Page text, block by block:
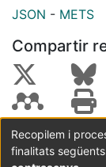
JSON - METS
Compartir
Coordinació:CRAI UB Avís
subjectes a:
Recopilem i
finalitats